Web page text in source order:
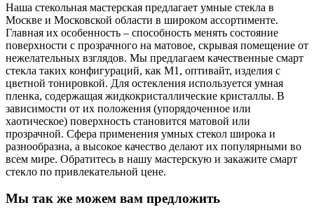
Наша стекольная мастерская предлагает умные стекла в
Москве и Московской области в широком ассортименте.
Главная их особенность – способность менять состояние
поверхности с прозрачного на матовое, скрывая помещение от
нежелательных взглядов. Мы предлагаем качественные смарт
стекла таких конфигураций, как М1, оптивайт, изделия с
цветной тонировкой. Для остекления используется умная
пленка, содержащая жидкокристаллические кристаллы. В
зависимости от их положения (упорядоченное или
хаотическое) поверхность становится матовой или
прозрачной. Сфера применения умных стекол широка и
разнообразна, а высокое качество делают их популярными во
всем мире. Обратитесь в нашу мастерскую и закажите смарт
стекло по привлекательной цене.
Мы так же можем вам предложить